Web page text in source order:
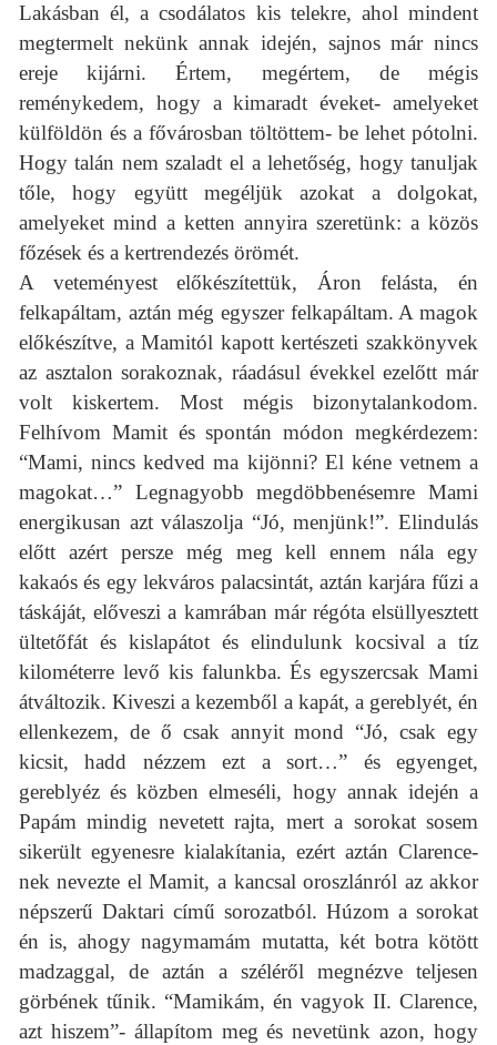
Lakásban él, a csodálatos kis telekre, ahol mindent
megtermelt nekünk annak idején, sajnos már nincs
ereje kijárni. Értem, megértem, de mégis
reménykedem, hogy a kimaradt éveket- amelyeket
külföldön és a fővárosban töltöttem- be lehet pótolni.
Hogy talán nem szaladt el a lehetőség, hogy tanuljak
tőle, hogy együtt megéljük azokat a dolgokat,
amelyeket mind a ketten annyira szeretünk: a közös
főzések és a kertrendezés örömét.
A veteményest előkészítettük, Áron felásta, én
felkapáltam, aztán még egyszer felkapáltam. A magok
előkészítve, a Mamitól kapott kertészeti szakkönyvek
az asztalon sorakoznak, ráadásul évekkel ezelőtt már
volt kiskertem. Most mégis bizonytalankodom.
Felhívom Mamit és spontán módon megkérdezem:
“Mami, nincs kedved ma kijönni? El kéne vetnem a
magokat…” Legnagyobb megdöbbenésemre Mami
energikusan azt válaszolja “Jó, menjünk!”. Elindulás
előtt azért persze még meg kell ennem nála egy
kakaós és egy lekváros palacsintát, aztán karjára fűzi a
táskáját, előveszi a kamrában már régóta elsüllyesztett
ültetőfát és kislapátot és elindulunk kocsival a tíz
kilométerre levő kis falunkba. És egyszercsak Mami
átváltozik. Kiveszi a kezemből a kapát, a gereblyét, én
ellenkezem, de ő csak annyit mond “Jó, csak egy
kicsit, hadd nézzem ezt a sort…” és egyenget,
gereblyéz és közben elmeséli, hogy annak idején a
Papám mindig nevetett rajta, mert a sorokat sosem
sikerült egyenesre kialakítania, ezért aztán Clarence-
nek nevezte el Mamit, a kancsal oroszlánról az akkor
népszerű Daktari című sorozatból. Húzom a sorokat
én is, ahogy nagymamám mutatta, két botra kötött
madzaggal, de aztán a széléről megnézve teljesen
görbének tűnik. “Mamikám, én vagyok II. Clarence,
azt hiszem”- állapítom meg és nevetünk azon, hogy